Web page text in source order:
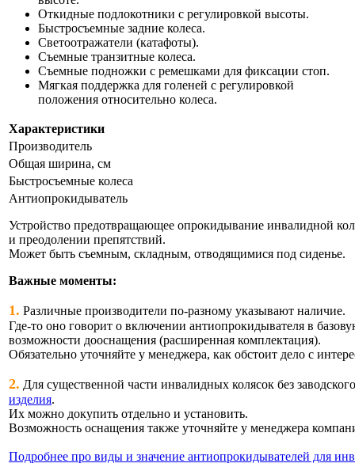
Откидные подлокотники с регулировкой высоты.
Быстросъемные задние колеса.
Светоотражатели (катафоты).
Съемные транзитные колеса.
Съемные подножки с ремешками для фиксации стоп.
Мягкая поддержка для голеней c регулировкой
положения относительно колеса.
Характеристики
Производитель
Общая ширина, см
Быстросъемные колеса
Антиопрокидыватель
Устройство предотвращающее опрокидывание инвалидной
и преодолении препятствий.
Может быть съемным, складным, отводящимися под сиденье.
Важные моменты:
1. Различные производители по-разному указывают наличие.
Где-то оно говорит о включении антиопрокидывателя в
возможности дооснащения (расширенная комплектация).
Обязательно уточняйте у менеджера, как обстоит дело с
2. Для существенной части инвалидных колясок без
изделия.
Их можно докупить отдельно и установить.
Возможность оснащения также уточняйте у менеджера
Подробнее про виды и значение антиопрокидывателей для